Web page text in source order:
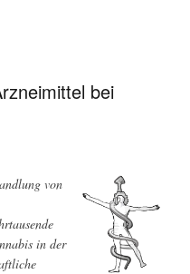
bei
von
in der